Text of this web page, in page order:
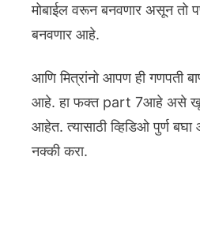
मोबाईल वरून बनवणार असून तो
बनवणार आहे.
आणि मित्रांनो आपण ही गणपती
आहे. हा फक्त part 7आहे असे खूप
आहेत. त्यासाठी व्हिडिओ पुर्ण
नक्की करा.